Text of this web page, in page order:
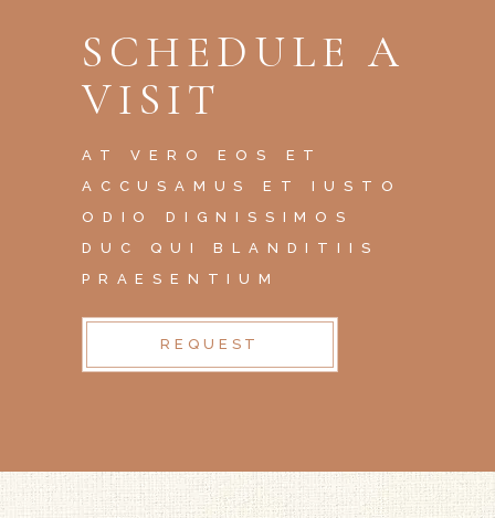
SCHEDULE A
VISIT
AT VERO EOS ET
ACCUSAMUS ET IUSTO
ODIO DIGNISSIMOS
DUC QUI BLANDITIIS
PRAESENTIUM
REQUEST